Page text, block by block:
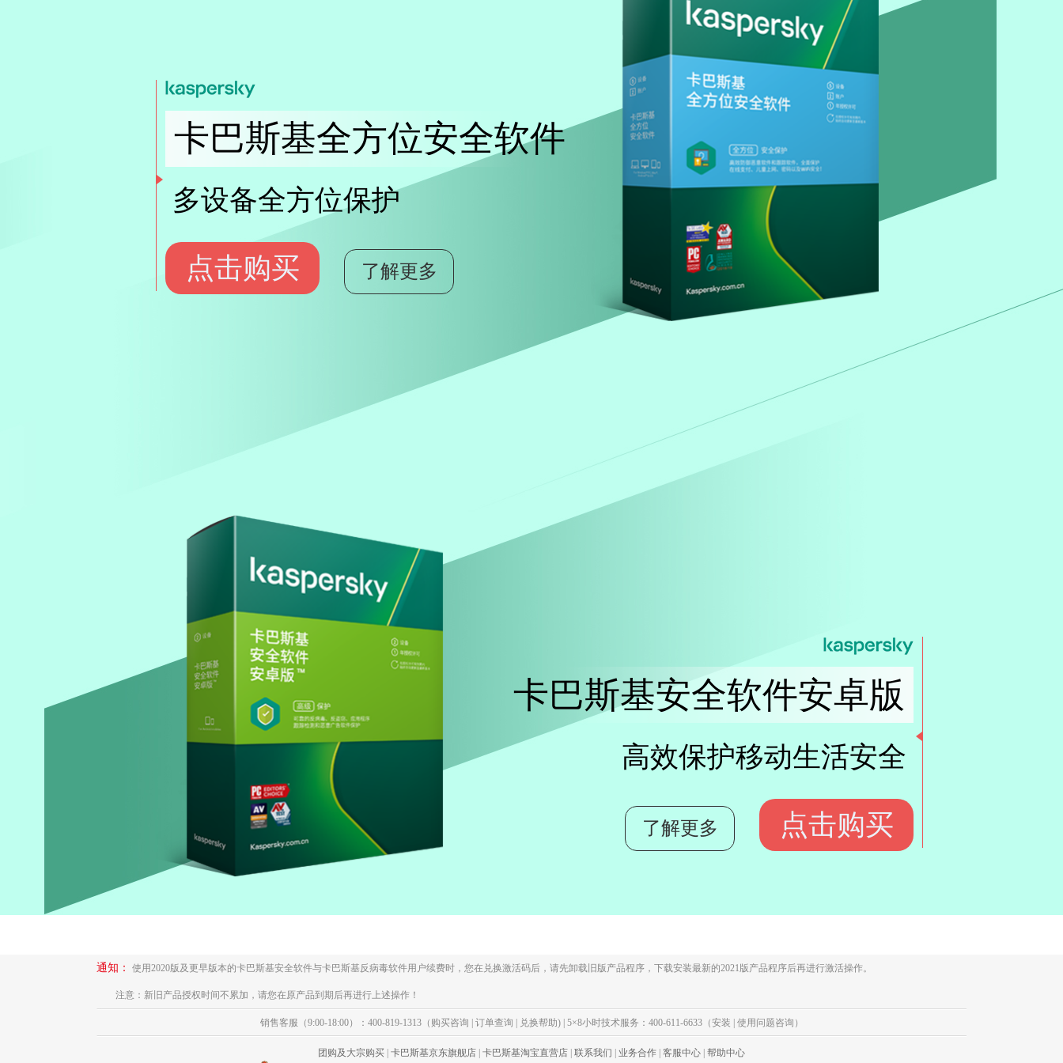
卡巴斯基全方位安全软件
多设备全方位保护
点击购买 了解更多
卡巴斯基安全软件安卓版
高效保护移动生活安全
了解更多 点击购买
通知： 使用2020版及更早版本的卡巴斯基安全软件与卡巴斯基反病毒软件用户续费时，您在兑换激活码后，请先卸载旧版产品程序，下载安装最新的2021版产品程序后再进行激活操作。
注意：新旧产品授权时间不累加，请您在原产品到期后再进行上述操作！
销售客服（9:00-18:00）：400-819-1313（购买咨询 | 订单查询 | 兑换帮助) | 5×8小时技术服务：400-611-6633（安装 | 使用问题咨询）
团购及大宗购买 卡巴斯基京东旗舰店 卡巴斯基淘宝直营店 联系我们 业务合作 客服中心 帮助中心